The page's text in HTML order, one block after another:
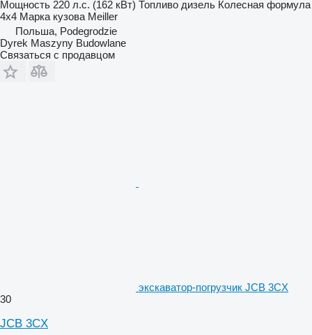
Мощность 220 л.с. (162 кВт) Топливо дизель Колесная формула
4x4 Марка кузова Meiller
Польша, Podegrodzie
Dyrek Maszyny Budowlane
Связаться с продавцом
экскаватор-погрузчик JCB 3CX
30
JCB 3CX